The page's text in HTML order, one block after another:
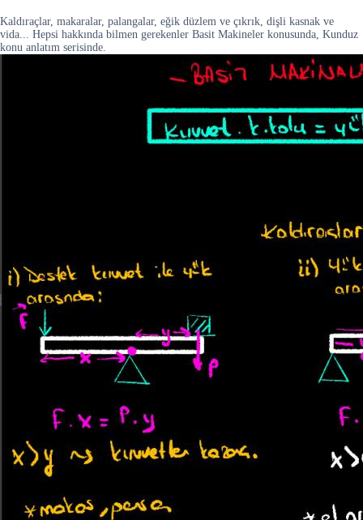
Kaldıraçlar, makaralar, palangalar, eğik düzlem ve çıkrık, dişli kasnak ve
vida... Hepsi hakkında bilmen gerekenler Basit Makineler konusunda, Kunduz
konu anlatım serisinde.